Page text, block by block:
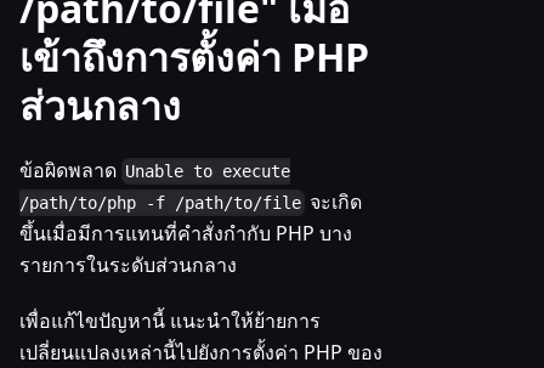
เข้าถึงการตั้งค่า PHP
ส่วนกลาง
ข้อผิดพลาด Unable to execute
/path/to/php -f /path/to/file จะเกิด
ขึ้นเมื่อมีการแทนที่คำสั่งกำกับ PHP บาง
รายการในระดับส่วนกลาง
เพื่อแก้ไขปัญหานี้ แนะนำให้ย้ายการ
เปลี่ยนแปลงเหล่านี้ไปยังการตั้งค่า PHP ของ